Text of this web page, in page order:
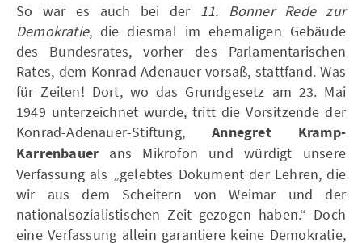
So war es auch bei der 11. Bonner Rede zur
Demokratie, die diesmal im ehemaligen Gebäude
des Bundesrates, vorher des Parlamentarischen
Rates, dem Konrad Adenauer vorsaß, stattfand. Was
für Zeiten! Dort, wo das Grundgesetz am 23. Mai
1949 unterzeichnet wurde, tritt die Vorsitzende der
Konrad-Adenauer-Stiftung,Annegret Kramp-
Karrenbauer ans Mikrofon und würdigt unsere
Verfassung als „gelebtes Dokument der Lehren, die
wir aus dem Scheitern von Weimar und der
nationalsozialistischen Zeit gezogen haben.“ Doch
eine Verfassung allein garantiere keine Demokratie,